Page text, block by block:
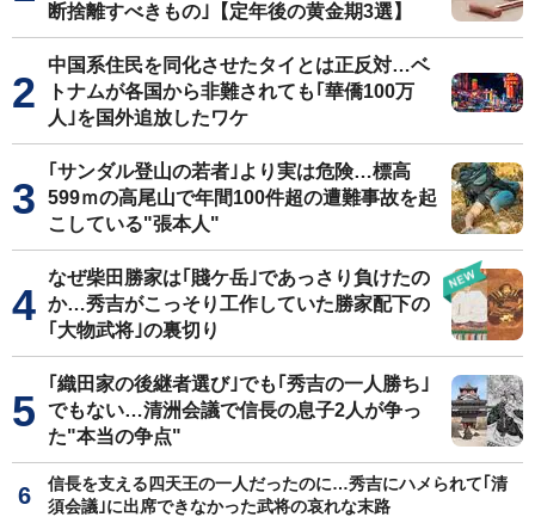
断捨離すべきもの｣【定年後の黄金期3選】
中国系住民を同化させたタイとは正反対…ベ
トナムが各国から非難されても｢華僑100万
人｣を国外追放したワケ
｢サンダル登山の若者｣より実は危険…標高
599ｍの高尾山で年間100件超の遭難事故を起
こしている"張本人"
なぜ柴田勝家は｢賤ケ岳｣であっさり負けたの
か…秀吉がこっそり工作していた勝家配下の
｢大物武将｣の裏切り
｢織田家の後継者選び｣でも｢秀吉の一人勝ち｣
でもない…清洲会議で信長の息子2人が争っ
た"本当の争点"
信長を支える四天王の一人だったのに…秀吉にハメられて｢清
須会議｣に出席できなかった武将の哀れな末路